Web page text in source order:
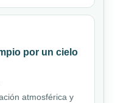
por un cielo
atmosférica y